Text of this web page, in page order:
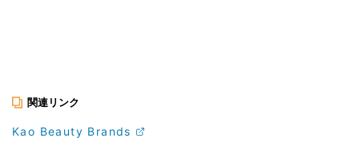
関連リンク
Kao Beauty Brands